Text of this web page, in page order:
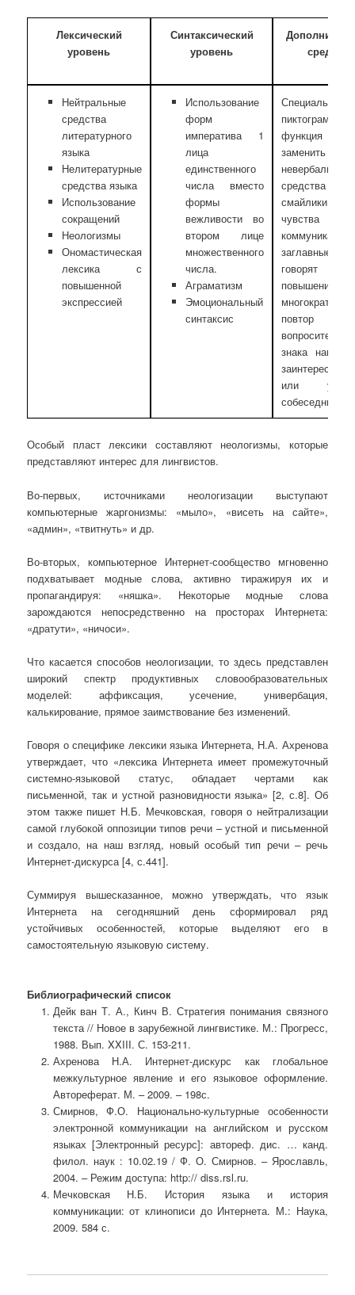
Лексический
уровень
Синтаксический
уровень
средства
Нейтральные
средства
литературного
языка
Нелитературные
средства языка
Использование
сокращений
Неологизмы
Ономастическая
лексика с
повышенной
экспрессией
Использование
форм
императива 1
лица
единственного
числа вместо
формы
вежливости во
втором лице
множественного
числа.
Аграматизм
Эмоциональный
синтаксис
Специальных
пиктограммы,
функция
заменить
невербальные
средства
смайлики
чувства
заглавные
повышении
многократный
повтор
знака
или
собеседника
Особый пласт лексики составляют неологизмы, которые
представляют интерес для лингвистов.
Во-первых, источниками неологизации выступают
компьютерные жаргонизмы: «мыло», «висеть на сайте»,
«админ», «твитнуть» и др.
Во-вторых, компьютерное Интернет-сообщество мгновенно
подхватывает модные слова, активно тиражируя их и
пропагандируя: «няшка». Некоторые модные слова
зарождаются непосредственно на просторах Интернета:
«дратути», «ничоси».
Что касается способов неологизации, то здесь представлен
широкий спектр продуктивных словообразовательных
моделей: аффиксация, усечение, универбация,
калькирование, прямое заимствование без изменений.
Говоря о специфике лексики языка Интернета, Н.А. Ахренова
утверждает, что «лексика Интернета имеет промежуточный
системно-языковой статус, обладает чертами как
письменной, так и устной разновидности языка» [2, с.8]. Об
этом также пишет Н.Б. Мечковская, говоря о нейтрализации
самой глубокой оппозиции типов речи – устной и письменной
и создало, на наш взгляд, новый особый тип речи – речь
Интернет-дискурса [4, с.441].
Суммируя вышесказанное, можно утверждать, что язык
Интернета на сегодняшний день сформировал ряд
устойчивых особенностей, которые выделяют его в
самостоятельную языковую систему.
Библиографический список
Дейк ван Т. А., Кинч В. Стратегия понимания связного
текста // Новое в зарубежной лингвистике. М.: Прогресс,
1988. Вып. XXIII. С. 153-211.
Ахренова Н.А. Интернет-дискурс как глобальное
межкультурное явление и его языковое оформление.
Автореферат. М. – 2009. – 198с.
Смирнов, Ф.О. Национально-культурные особенности
электронной коммуникации на английском и русском
языках [Электронный ресурс]: автореф. дис. … канд.
филол. наук : 10.02.19 / Ф. О. Смирнов. – Ярославль,
2004. – Режим доступа: http:// diss.rsl.ru.
Мечковская Н.Б. История языка и история
коммуникации: от клинописи до Интернета. М.: Наука,
2009. 584 с.